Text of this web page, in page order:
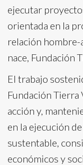
ejecutar
orientada en la
relación
nace, Fundación
El trabajo
Fundación Tierra
acción y,
en la ejecución
sustentable,
económicos y